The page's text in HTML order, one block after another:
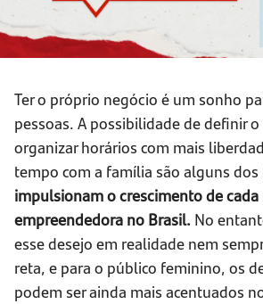
Ter o próprio negócio é um sonho
pessoas. A possibilidade de definir
organizar horários com mais
tempo com a família são alguns
impulsionam o crescimento de
empreendedora no Brasil. No
esse desejo em realidade nem
reta, e para o público feminino, os
podem ser ainda mais acentuados